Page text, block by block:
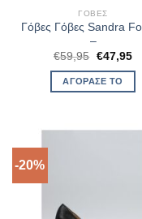
ΓΌΒΕΣ
Γόβες Γόβες Sandra
–
€59,95 Original
price
was:
€59,95.
€47,95Η
ΑΓΌΡΑΣΈ ΤΟ
-20%